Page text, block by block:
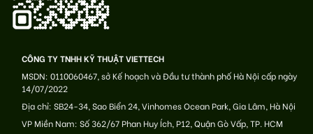
CÔNG TY TNHH KỸ THUẬT VIETTECH
MSDN: 0110060467, sở Kế hoạch và Đầu tư thành phố Hà Nội cấp ngày
14/07/2022
Địa chỉ: SB24-34, Sao Biển 24, Vinhomes Ocean Park, Gia Lâm, Hà Nội
VP Miền Nam: Số 362/67 Phan Huy Ích, P12, Quận Gò Vấp, TP. HCM